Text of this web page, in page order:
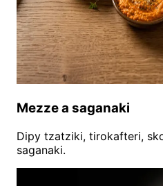
Mezze a saganaki
Dipy tzatziki, tirokafteri,
saganaki.